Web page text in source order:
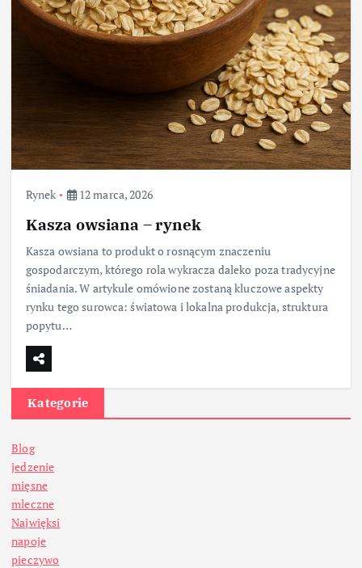
Rynek 12 marca, 2026
Kasza owsiana – rynek
Kasza owsiana to produkt o rosnącym znaczeniu
gospodarczym, którego rola wykracza daleko poza tradycyjne
śniadania. W artykule omówione zostaną kluczowe aspekty
rynku tego surowca: światowa i lokalna produkcja, struktura
popytu…
Kategorie
Blog
jedzenie
mięsne
mleczne
Najwięksi
napoje
pieczywo